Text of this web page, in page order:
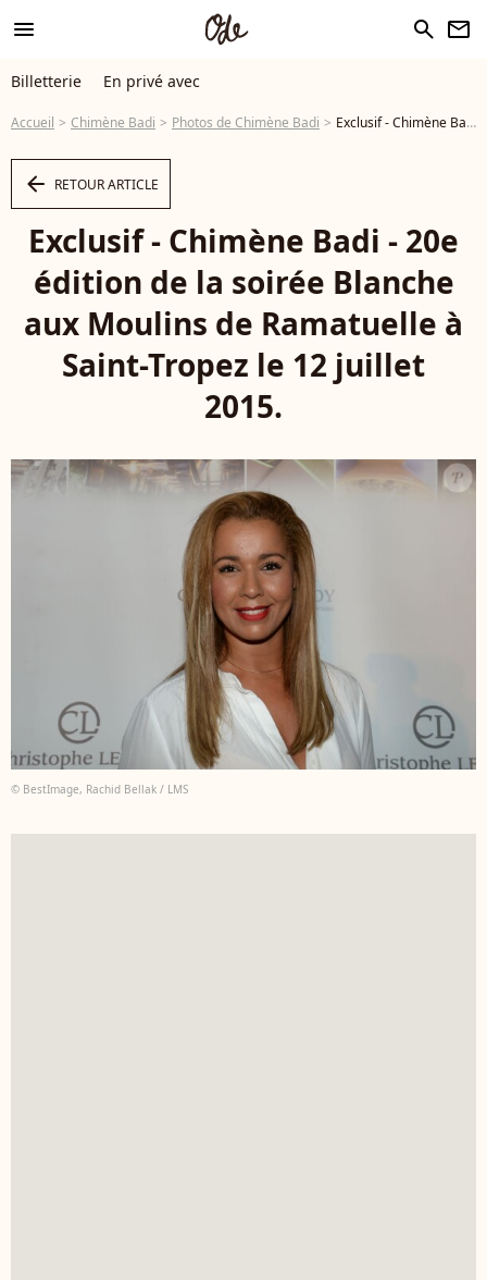
menu search newsletter
Billetterie En privé avec
Accueil Chimène Badi Photos de Chimène Badi Exclusif - Chimène Badi - 20e édition de la soirée Blanche aux Moulins de Ramatuelle à Saint-Tropez le 12 juillet 2015. - Photo
arrow_left RETOUR ARTICLE
Exclusif - Chimène Badi - 20e
édition de la soirée Blanche
aux Moulins de Ramatuelle à
Saint-Tropez le 12 juillet
2015.
© BestImage, Rachid Bellak / LMS